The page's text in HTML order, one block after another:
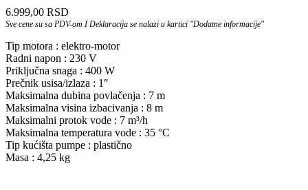
6.999,00 RSD
Sve cene su sa PDV-om I Deklaracija se nalazi u kartici "Dodatne informacije"
Tip motora : elektro-motor
Radni napon : 230 V
Priključna snaga : 400 W
Prečnik usisa/izlaza : 1″
Maksimalna dubina povlačenja : 7 m
Maksimalna visina izbacivanja : 8 m
Maksimalni protok vode : 7 m³/h
Maksimalna temperatura vode : 35 °C
Tip kućišta pumpe : plastično
Masa : 4,25 kg